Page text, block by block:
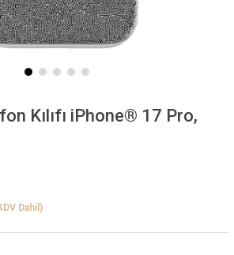
Kılıfı iPhone® 17 Pro,
Dahil)